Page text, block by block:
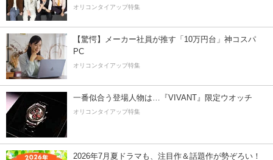
オリコンタイアップ特集
【驚愕】メーカー社員が推す「10万円台」神コスパ
PC
オリコンタイアップ特集
一番似合う登場人物は…『VIVANT』限定ウオッチ
オリコンタイアップ特集
2026年7月夏ドラマも、注目作＆話題作が勢ぞろい！